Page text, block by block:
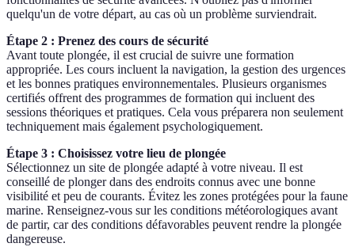
quelqu'un de votre départ, au cas où un problème surviendrait.
Étape 2 : Prenez des cours de sécurité
Avant toute plongée, il est crucial de suivre une formation
appropriée. Les cours incluent la navigation, la gestion des urgences
et les bonnes pratiques environnementales. Plusieurs organismes
certifiés offrent des programmes de formation qui incluent des
sessions théoriques et pratiques. Cela vous préparera non seulement
techniquement mais également psychologiquement.
Étape 3 : Choisissez votre lieu de plongée
Sélectionnez un site de plongée adapté à votre niveau. Il est
conseillé de plonger dans des endroits connus avec une bonne
visibilité et peu de courants. Évitez les zones protégées pour la faune
marine. Renseignez-vous sur les conditions météorologiques avant
de partir, car des conditions défavorables peuvent rendre la plongée
dangereuse.